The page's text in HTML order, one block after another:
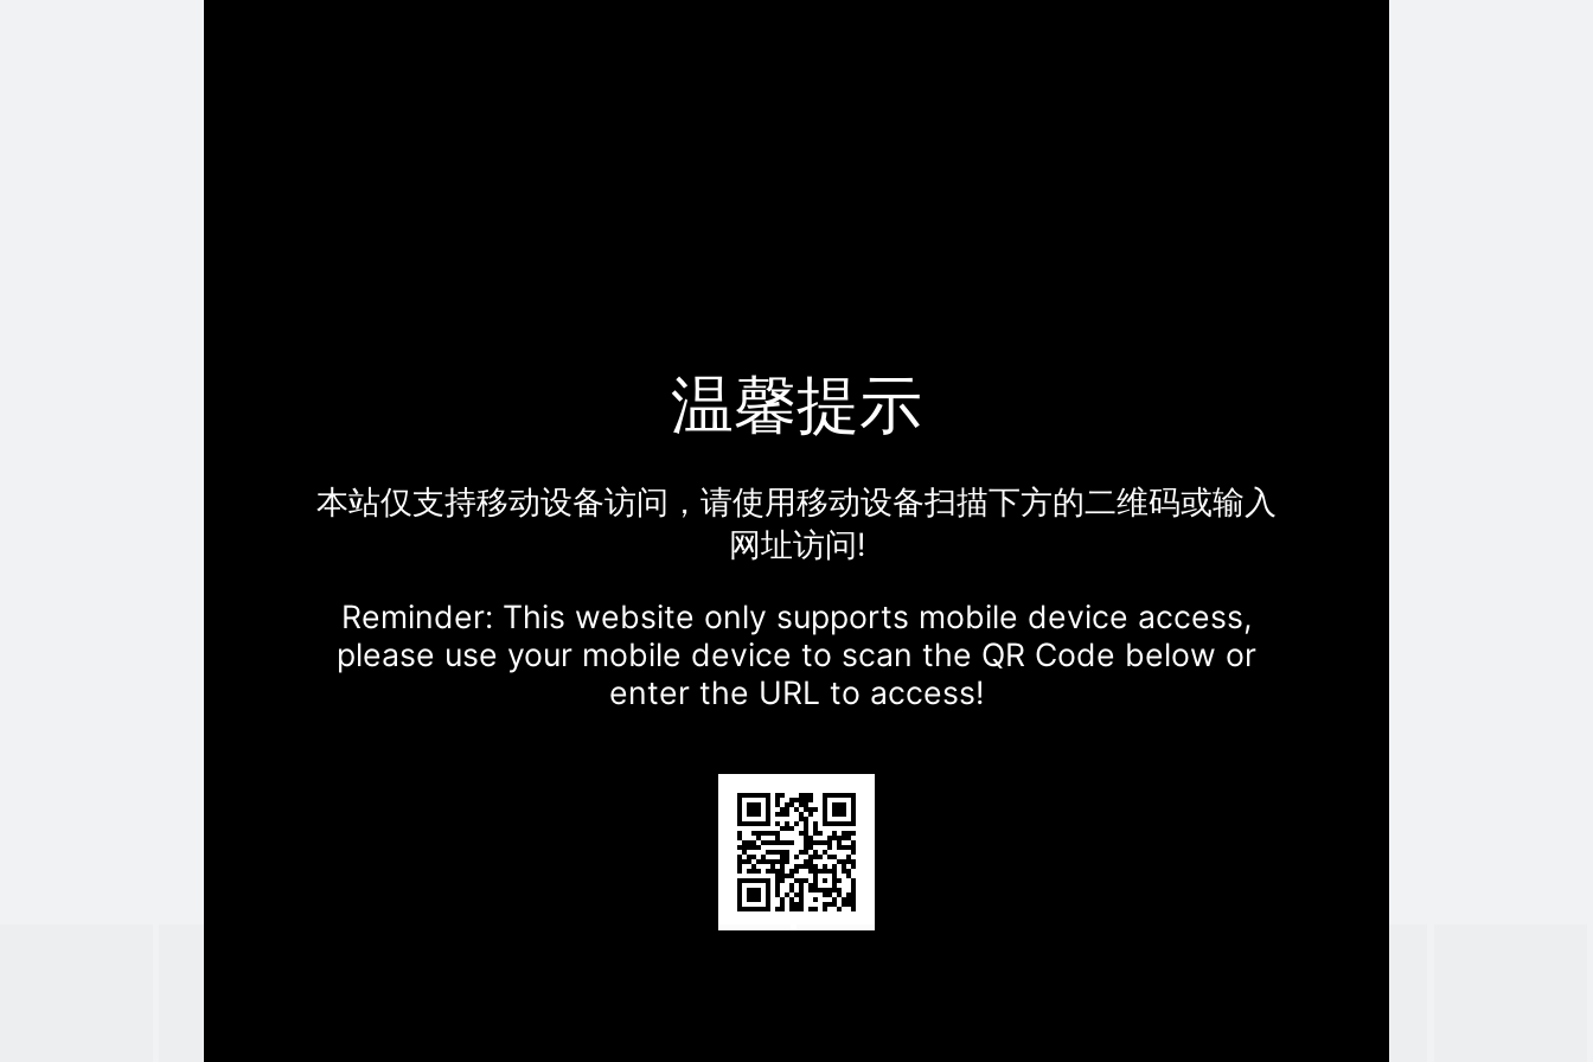
温馨提示
本站仅支持移动设备访问，请使用移动设备扫描下方的二维码或输入
网址访问!
Reminder: This website only supports mobile device access,
please use your mobile device to scan the QR Code below or
enter the URL to access!